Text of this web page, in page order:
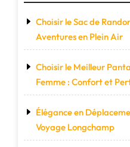
Choisir le Sac de
Aventures en Plein Air
Choisir le Meilleur
Femme : Confort et
Élégance en
Voyage Longchamp